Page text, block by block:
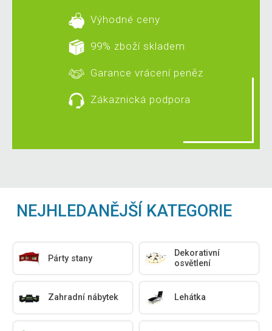
Výhodné ceny
99% zboží skladem
Garance vrácení peněz
Zákaznická podpora
NEJHLEDANĚJŠÍ KATEGORIE
Párty stany
Dekorativní
osvětlení
Zahradní nábytek Lehátka